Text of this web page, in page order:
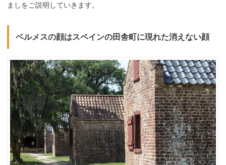
ましをご説明していきます。
ベルメスの顔はスペインの田舎町に現れた消えない顔